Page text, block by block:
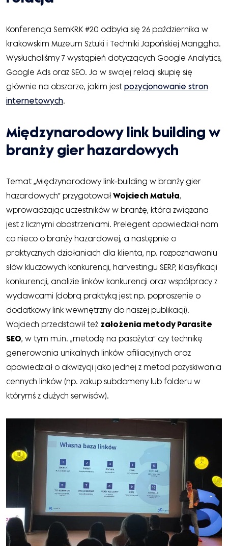
Konferencja SemKRK #20 odbyła się 26 października w
krakowskim Muzeum Sztuki i Techniki Japońskiej Manggha.
Wysłuchaliśmy 7 wystąpień dotyczących Google Analytics,
Google Ads oraz SEO. Ja w swojej relacji skupię się
głównie na obszarze, jakim jest pozycjonowanie stron
internetowych.
Międzynarodowy link building w
branży gier hazardowych
Temat „Międzynarodowy link-building w branży gier
hazardowych” przygotował Wojciech Matuła,
wprowadzając uczestników w branżę, która związana
jest z licznymi obostrzeniami. Prelegent opowiedział nam
co nieco o branży hazardowej, a następnie o
praktycznych działaniach dla klienta, np. rozpoznawaniu
słów kluczowych konkurencji, harvestingu SERP, klasyfikacji
konkurencji, analizie linków konkurencji oraz współpracy z
wydawcami (dobrą praktyką jest np. poproszenie o
dodatkowy link wewnętrzny do naszej publikacji).
Wojciech przedstawił też założenia metody Parasite
SEO, w tym m.in. „metodę na pasożyta” czy technikę
generowania unikalnych linków afiliacyjnych oraz
opowiedział o akwizycji jako jednej z metod pozyskiwania
cennych linków (np. zakup subdomeny lub folderu w
którymś z dużych serwisów).